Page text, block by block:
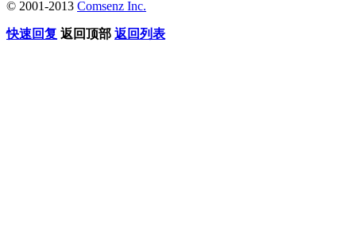
© 2001-2013 Comsenz Inc.
快速回复 返回顶部 返回列表